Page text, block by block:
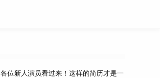
各位新人演员看过来！这样的简历才是一